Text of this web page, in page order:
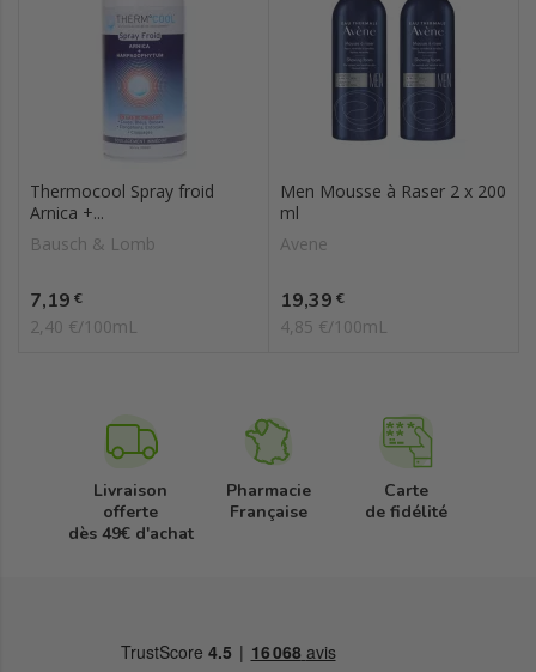
Thermocool Spray froid
Arnica +...
Bausch & Lomb
Prix
7,19 €
2,40 €/100mL
Men Mousse à Raser 2 x 200
ml
Avene
Prix
19,39 €
4,85 €/100mL
Livraison
offerte
dès 49€ d'achat
Pharmacie
Française
Carte
de fidélité